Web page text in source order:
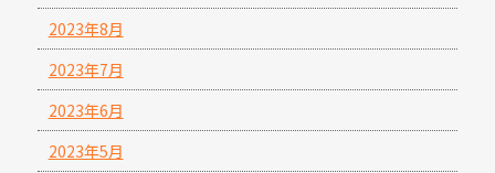
2023年8月
2023年7月
2023年6月
2023年5月